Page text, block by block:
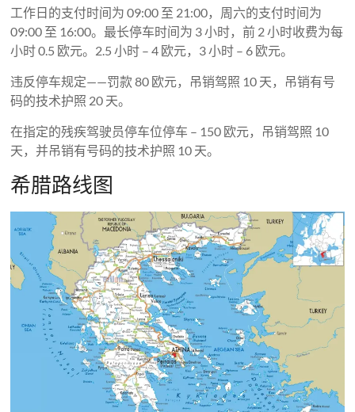
工作日的支付时间为 09:00 至 21:00，周六的支付时间为
09:00 至 16:00。最长停车时间为 3 小时，前 2 小时收费为每
小时 0.5 欧元。2.5 小时 – 4 欧元，3 小时 – 6 欧元。
违反停车规定——罚款 80 欧元，吊销驾照 10 天，吊销有号
码的技术护照 20 天。
在指定的残疾驾驶员停车位停车 – 150 欧元，吊销驾照 10
天，并吊销有号码的技术护照 10 天。
希腊路线图